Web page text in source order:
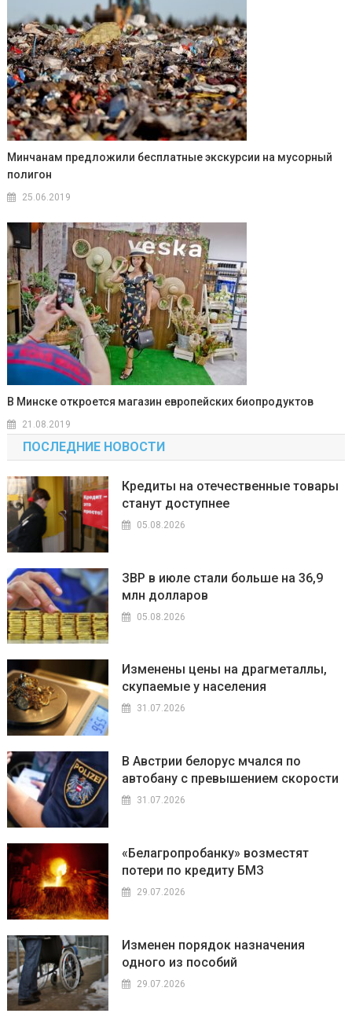
Минчанам предложили бесплатные экскурсии на мусорный
полигон
25.06.2019
В Минске откроется магазин европейских биопродуктов
21.08.2019
ПОСЛЕДНИЕ НОВОСТИ
Кредиты на отечественные товары
станут доступнее
05.08.2026
ЗВР в июле стали больше на 36,9
млн долларов
05.08.2026
Изменены цены на драгметаллы,
скупаемые у населения
31.07.2026
В Австрии белорус мчался по
автобану с превышением скорости
31.07.2026
«Белагропробанку» возместят
потери по кредиту БМЗ
29.07.2026
Изменен порядок назначения
одного из пособий
29.07.2026